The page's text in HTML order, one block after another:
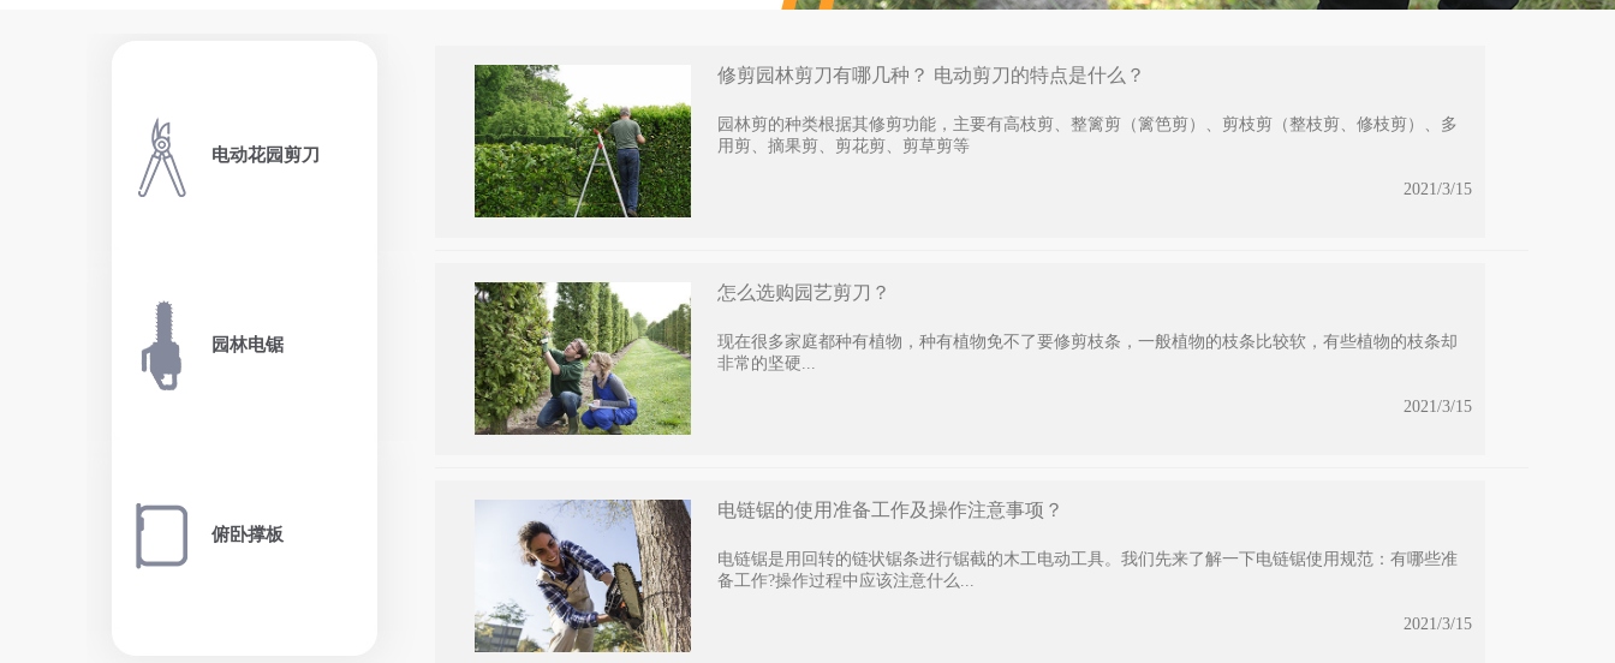
电动花园剪刀
园林电锯
俯卧撑板
修剪园林剪刀有哪几种？ 电动剪刀的特点是什么？
园林剪的种类根据其修剪功能，主要有高枝剪、整篱剪（篱笆剪）、剪枝剪（整枝剪、修枝剪）、多
用剪、摘果剪、剪花剪、剪草剪等
2021/3/15
怎么选购园艺剪刀？
现在很多家庭都种有植物，种有植物免不了要修剪枝条，一般植物的枝条比较软，有些植物的枝条却
非常的坚硬...
2021/3/15
电链锯的使用准备工作及操作注意事项？
电链锯是用回转的链状锯条进行锯截的木工电动工具。我们先来了解一下电链锯使用规范：有哪些准
备工作?操作过程中应该注意什么...
2021/3/15